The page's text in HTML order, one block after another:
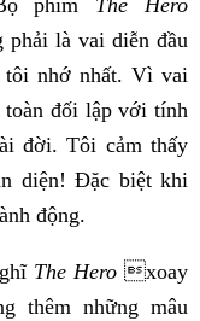
phải là vai diễn đầu
tôi nhớ nhất. Vì vai
toàn đối lập với tính
đời. Tôi cảm thấy
diện! Đặc biệt khi
động.
The Heroxoay
thêm những mâu